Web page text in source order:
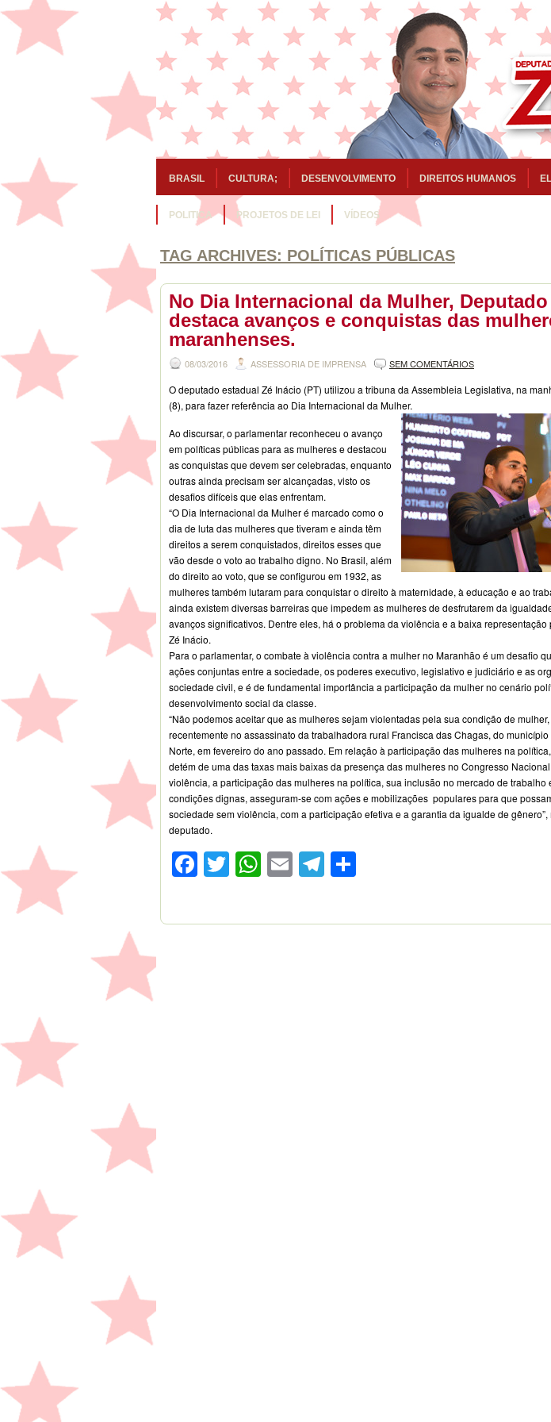
BRASIL CULTURA; DESENVOLVIMENTO DIREITOS HUMANOS
POLITICA PROJETOS DE LEI VÍDEOS
TAG ARCHIVES: POLÍTICAS PÚBLICAS
No Dia Internacional da Mulher,
destaca avanços e conquistas das
maranhenses.
08/03/2016 ASSESSORIA DE IMPRENSA SEM COMENTÁRIOS
O deputado estadual Zé Inácio (PT) utilizou a tribuna da Assembleia Legislativa, na
(8), para fazer referência ao Dia Internacional da Mulher.
Ao discursar, o parlamentar reconheceu o avanço
em políticas públicas para as mulheres e destacou
as conquistas que devem ser celebradas, enquanto
outras ainda precisam ser alcançadas, visto os
desafios difíceis que elas enfrentam.
“O Dia Internacional da Mulher é marcado como o
dia de luta das mulheres que tiveram e ainda têm
direitos a serem conquistados, direitos esses que
vão desde o voto ao trabalho digno. No Brasil, além
do direito ao voto, que se configurou em 1932, as
mulheres também lutaram para conquistar o direito à maternidade, à educação e ao
ainda existem diversas barreiras que impedem as mulheres de desfrutarem da
avanços significativos. Dentre eles, há o problema da violência e a baixa representação
Zé Inácio.
Para o parlamentar, o combate à violência contra a mulher no Maranhão é um desafio
ações conjuntas entre a sociedade, os poderes executivo, legislativo e judiciário e as
sociedade civil, e é de fundamental importância a participação da mulher no cenário
desenvolvimento social da classe.
“Não podemos aceitar que as mulheres sejam violentadas pela sua condição de
recentemente no assassinato da trabalhadora rural Francisca das Chagas, do
Norte, em fevereiro do ano passado. Em relação à participação das mulheres na
detém de uma das taxas mais baixas da presença das mulheres no Congresso
violência, a participação das mulheres na política, sua inclusão no mercado de trabalho
condições dignas, asseguram-se com ações e mobilizações populares para que
sociedade sem violência, com a participação efetiva e a garantia da igualde de gênero”,
deputado.
Facebook
Twitter
WhatsApp
EmailTelegram